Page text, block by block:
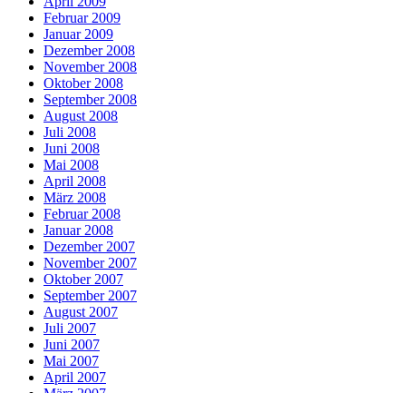
Februar 2009
Januar 2009
Dezember 2008
November 2008
Oktober 2008
September 2008
August 2008
Juli 2008
Juni 2008
Mai 2008
April 2008
März 2008
Februar 2008
Januar 2008
Dezember 2007
November 2007
Oktober 2007
September 2007
August 2007
Juli 2007
Juni 2007
Mai 2007
April 2007